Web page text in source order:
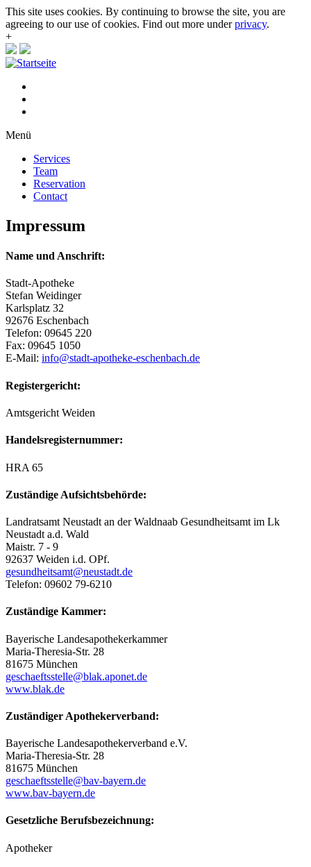
This site uses cookies. By continuing to browse the site, you are
agreeing to our use of cookies. Find out more underprivacy.
+
Menü
Services
Team
Reservation
Contact
Impressum
Name und Anschrift:
Stadt-Apotheke
Stefan Weidinger
Karlsplatz 32
92676 Eschenbach
Telefon: 09645 220
Fax: 09645 1050
E-Mail: info@stadt-apotheke-eschenbach.de
Registergericht:
Amtsgericht Weiden
Handelsregisternummer:
HRA 65
Zuständige Aufsichtsbehörde:
Landratsamt Neustadt an der Waldnaab Gesundheitsamt im Lk
Neustadt a.d. Wald
Maistr. 7 - 9
92637 Weiden i.d. OPf.
gesundheitsamt@neustadt.de
Telefon: 09602 79-6210
Zuständige Kammer:
Bayerische Landesapothekerkammer
Maria-Theresia-Str. 28
81675 München
geschaeftsstelle@blak.aponet.de
www.blak.de
Zuständiger Apothekerverband:
Bayerische Landesapothekerverband e.V.
Maria-Theresia-Str. 28
81675 München
geschaeftsstelle@bav-bayern.de
www.bav-bayern.de
Gesetzliche Berufsbezeichnung:
Apotheker